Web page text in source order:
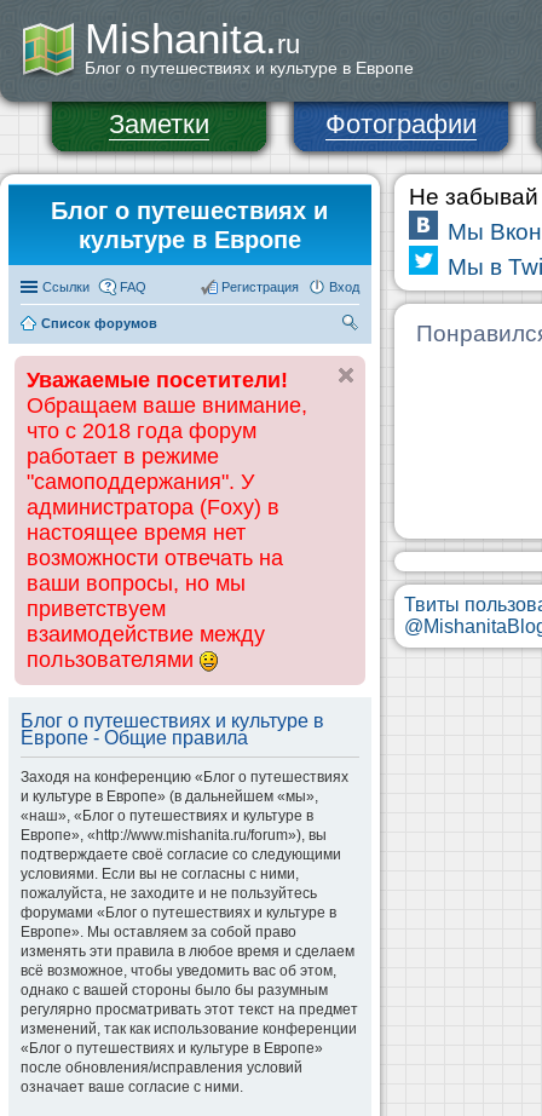
Mishanita.ru
Блог о путешествиях и культуре в Европе
Заметки Фотографии
Блог о путешествиях и
культуре в Европе
Ссылки FAQ Вход
Регистрация
Список форумов
ск
Уважаемые посетители!
Обращаем ваше внимание,
что с 2018 года форум
работает в режиме
"самоподдержания". У
администратора (Foxy) в
настоящее время нет
возможности отвечать на
ваши вопросы, но мы
приветствуем
взаимодействие между
пользователями
Блог о путешествиях и культуре в
Европе - Общие правила
Заходя на конференцию «Блог о путешествиях
и культуре в Европе» (в дальнейшем «мы»,
«наш», «Блог о путешествиях и культуре в
Европе», «http://www.mishanita.ru/forum»), вы
подтверждаете своё согласие со следующими
условиями. Если вы не согласны с ними,
пожалуйста, не заходите и не пользуйтесь
форумами «Блог о путешествиях и культуре в
Европе». Мы оставляем за собой право
изменять эти правила в любое время и сделаем
всё возможное, чтобы уведомить вас об этом,
однако с вашей стороны было бы разумным
регулярно просматривать этот текст на предмет
изменений, так как использование конференции
«Блог о путешествиях и культуре в Европе»
после обновления/исправления условий
означает ваше согласие с ними.
Не забывай
Мы
Мы в
Твиты